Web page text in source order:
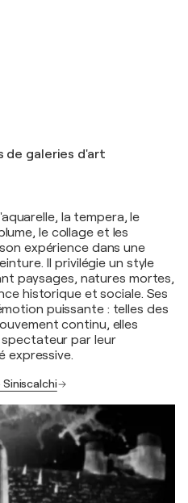
de galeries d'art
la tempera, le
le collage et les
expérience dans une
Il privilégie un style
paysages, natures mortes,
historique et sociale. Ses
puissante : telles des
continu, elles
par leur
expressive.